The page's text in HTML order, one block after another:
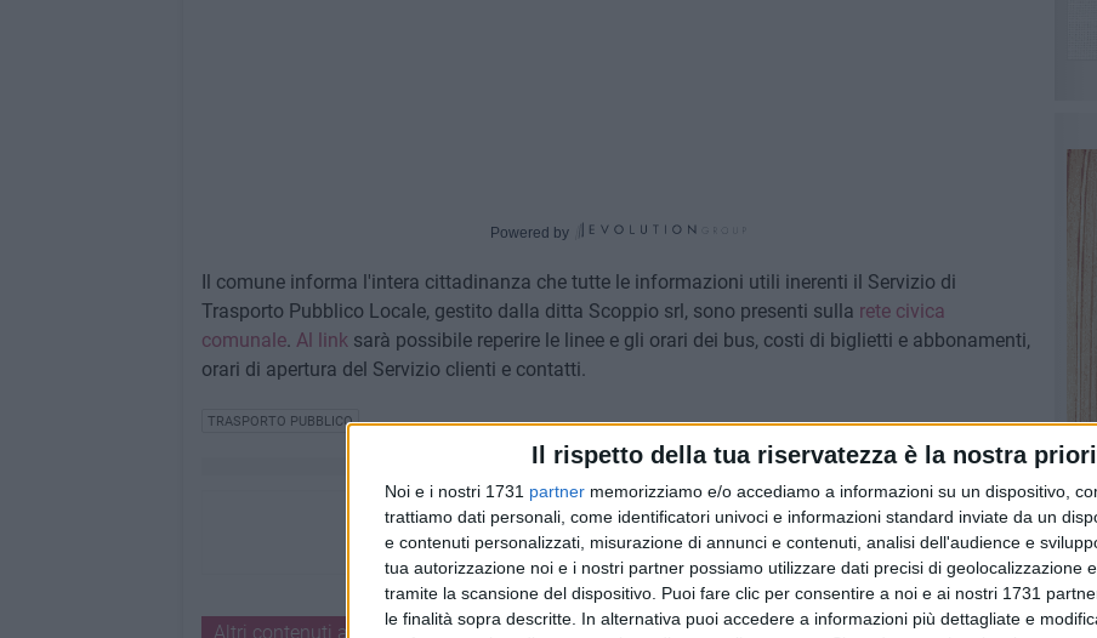
Il rispetto della tua riservatezza è la nostra
Noi e i nostri 1731 partner memorizziamo e/o accediamo a informazioni su un dispositivo,
trattiamo dati personali, come identificatori univoci e informazioni standard inviate da un
e contenuti personalizzati, misurazione di annunci e contenuti, analisi dell'audience e
tua autorizzazione noi e i nostri partner possiamo utilizzare dati precisi di geolocalizzazione
tramite la scansione del dispositivo. Puoi fare clic per consentire a noi e ai nostri 1731
le finalità sopra descritte. In alternativa puoi accedere a informazioni più dettagliate e
Powered by
Il comune informa l'intera cittadinanza che tutte le informazioni utili inerenti il Servizio di
Trasporto Pubblico Locale, gestito dalla ditta Scoppio srl, sono presenti sulla rete civica
comunale. Al linksarà possibile reperire le linee e gli orari dei bus, costi di biglietti e abbonamenti,
orari di apertura del Servizio clienti e contatti.
TRASPORTO PUBBLICO
Altri contenuti a tema